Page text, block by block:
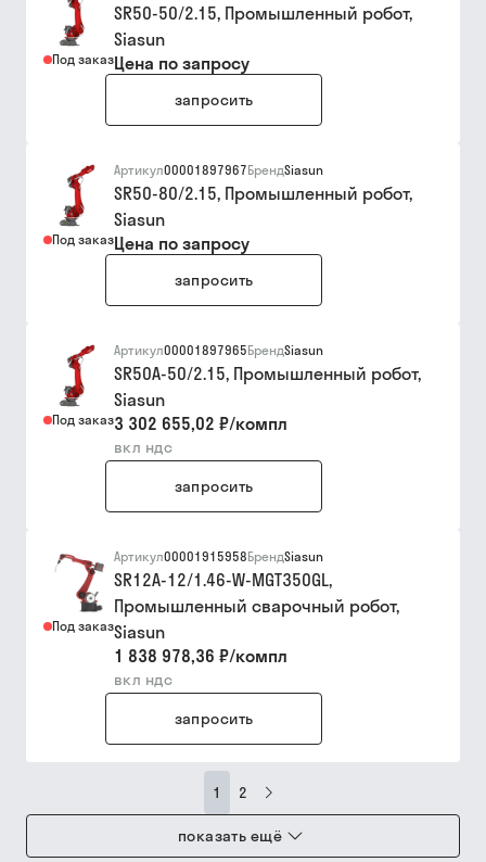
Под заказ
SR50-50/2.15, Промышленный робот,
Siasun
Цена по запросу
запросить
Под заказ
Артикул00001897967БрендSiasun
SR50-80/2.15, Промышленный робот,
Siasun
Цена по запросу
запросить
Под заказ
Артикул00001897965БрендSiasun
SR50A-50/2.15, Промышленный робот,
Siasun
3 302 655,02 ₽/компл
вкл ндс
запросить
Под заказ
Артикул00001915958БрендSiasun
SR12A-12/1.46-W-MGT350GL,
Промышленный сварочный робот,
Siasun
1 838 978,36 ₽/компл
вкл ндс
запросить
1 2
показать ещё